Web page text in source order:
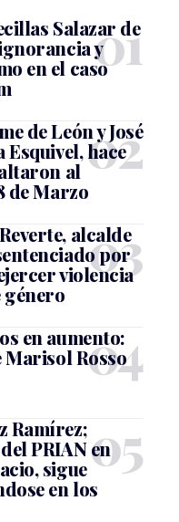
Salazar de
y
en el caso
de León y José
Esquivel, hace
al
de Marzo
alcalde
por
violencia
en aumento:
Marisol Rosso
Ramírez;
PRIAN en
sigue
en los